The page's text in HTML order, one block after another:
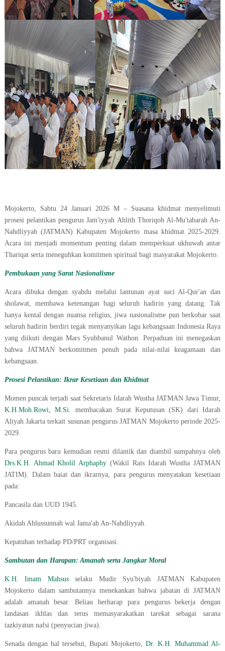
Mojokerto, Sabtu 24 Januari 2026 M – Suasana khidmat menyelimuti
prosesi pelantikan pengurus Jam'iyyah Ahlith Thoriqoh Al-Mu'tabarah An-
Nahdliyyah (JATMAN) Kabupaten Mojokerto masa khidmat 2025-2029.
Acara ini menjadi momentum penting dalam memperkuat ukhuwah antar
Thariqat serta meneguhkan komitmen spiritual bagi masyarakat Mojokerto.
Pembukaan yang Sarat Nasionalisme
Acara dibuka dengan syahdu melalui lantunan ayat suci Al-Qur'an dan
sholawat, membawa ketenangan bagi seluruh hadirin yang datang. Tak
hanya kental dengan nuansa religius, jiwa nasionalisme pun berkobar saat
seluruh hadirin berdiri tegak menyanyikan lagu kebangsaan Indonesia Raya
yang diikuti dengan Mars Syubbanul Wathon. Perpaduan ini menegaskan
bahwa JATMAN berkomitmen penuh pada nilai-nilai keagamaan dan
kebangsaan.
Prosesi Pelantikan: Ikrar Kesetiaan dan Khidmat
Momen puncak terjadi saat Sekretaris Idarah Wustha JATMAN Jawa Timur,
K.H.Moh.Rowi, M.Si. membacakan Surat Keputusan (SK) dari Idarah
Aliyah Jakarta terkait susunan pengurus JATMAN Mojokerto periode 2025-
2029.
Para pengurus baru kemudian resmi dilantik dan diambil sumpahnya oleh
Drs.K.H. Ahmad Kholil Arphaphy (Wakil Rais Idarah Wustha JATMAN
JATIM). Dalam baiat dan ikrarnya, para pengurus menyatakan kesetiaan
pada:
Pancasila dan UUD 1945.
Akidah Ahlussunnah wal Jama'ah An-Nahdliyyah.
Kepatuhan terhadap PD/PRT organisasi.
Sambutan dan Harapan: Amanah serta Jangkar Moral
K.H. Imam Mahsusselaku Mudir Syu'biyah JATMAN Kabupaten
Mojokerto dalam sambutannya menekankan bahwa jabatan di JATMAN
adalah amanah besar. Beliau berharap para pengurus bekerja dengan
landasan ikhlas dan terus memasyarakatkan tarekat sebagai sarana
tazkiyatun nafsi (penyucian jiwa).
Senada dengan hal tersebut, Bupati Mojokerto,Dr. K.H. Muhammad Al-